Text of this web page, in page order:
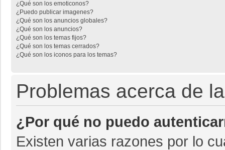
¿Qué son los emoticonos?
¿Puedo publicar imagenes?
¿Qué son los anuncios globales?
¿Qué son los anuncios?
¿Qué son los temas fijos?
¿Qué son los temas cerrados?
¿Qué son los iconos para los temas?
Problemas acerca de
¿Por qué no puedo
Existen varias razones por lo